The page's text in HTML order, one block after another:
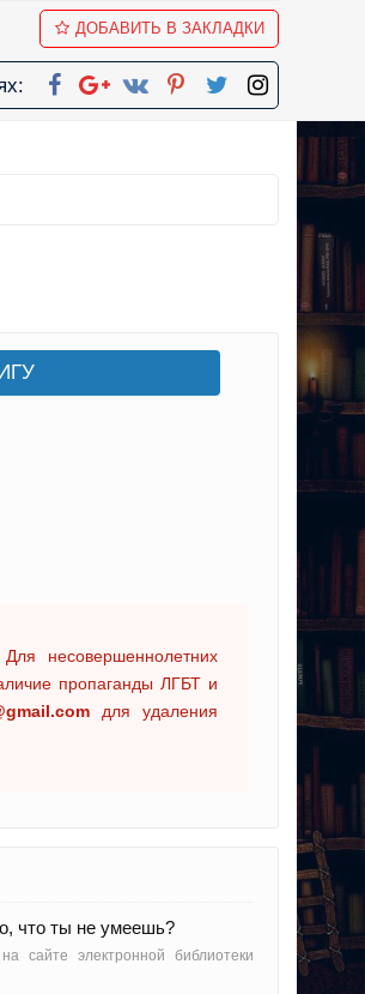
ДОБАВИТЬ В ЗАКЛАДКИ
несовершеннолетних
пропаганды ЛГБТ и
для удаления
что ты не умеешь?
сайте электронной библиотеки